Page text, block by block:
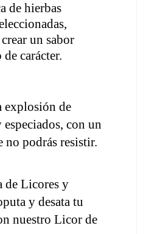
de hierbas
un sabor
carácter.
explosión de
especiados, con un
no podrás resistir.
de Licores y
y desata tu
nuestro Licor de